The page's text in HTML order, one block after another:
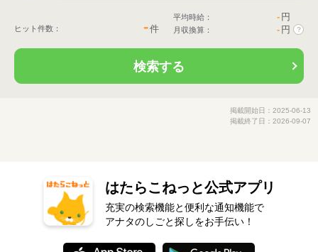
ヒット件数： -件
平均時給： - 円
月収換算： - 円 ?
検索する
掲載開始日：2025-06-13
掲載終了日：2026-09-07
はたらこねっと公式アプリ
充実の検索機能と便利な通知機能で
アナタのしごと探しをお手伝い！